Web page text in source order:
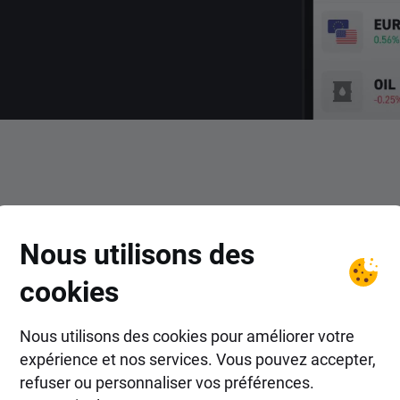
trader le CFD STC avec
Nous utilisons des
cookies
Nous utilisons des cookies pour améliorer votre
expérience et nos services. Vous pouvez accepter,
refuser ou personnaliser vos préférences.